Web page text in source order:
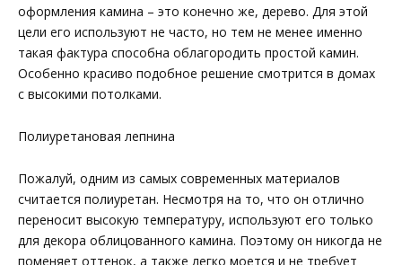
оформления камина – это конечно же, дерево. Для этой
цели его используют не часто, но тем не менее именно
такая фактура способна облагородить простой камин.
Особенно красиво подобное решение смотрится в домах
с высокими потолками.
Полиуретановая лепнина
Пожалуй, одним из самых современных материалов
считается полиуретан. Несмотря на то, что он отлично
переносит высокую температуру, используют его только
для декора облицованного камина. Поэтому он никогда не
поменяет оттенок, а также легко моется и не требует